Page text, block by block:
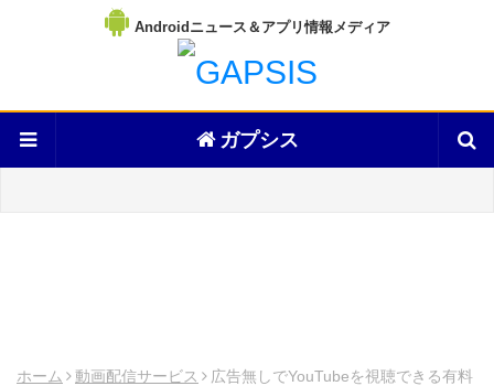
Androidニュース＆アプリ情報メディア
ガプシス
ホーム 動画配信サービス
広告無しでYouTubeを視聴できる有料